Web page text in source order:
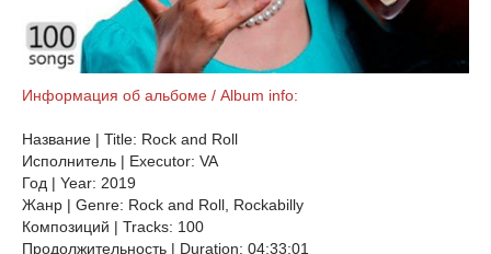
Информация об альбоме / Album info:
Название | Title: Rock and Roll
Исполнитель | Executor: VA
Год | Year: 2019
Жанр | Genre: Rock and Roll, Rockabilly
Композиций | Tracks: 100
Продолжительность | Duration: 04:33:01